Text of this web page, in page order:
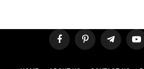
FacebookPinterest Telegram